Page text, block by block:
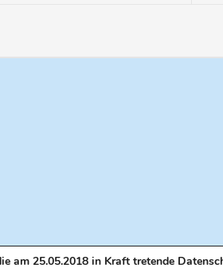
am 25.05.2018 in Kraft tretende